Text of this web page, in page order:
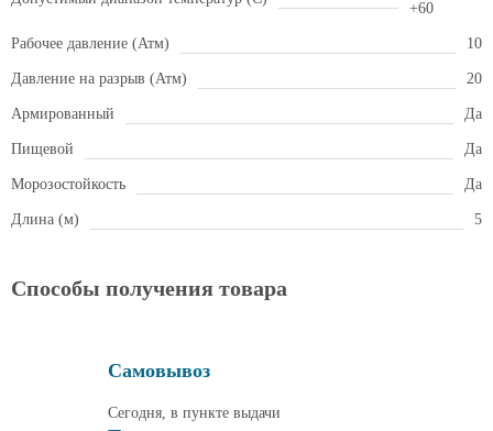
+60
Рабочее давление (Атм) 10
Давление на разрыв (Атм) 20
Армированный Да
Пищевой Да
Морозостойкость Да
Длина (м) 5
Способы получения товара
Самовывоз
Сегодня, в пункте выдачи